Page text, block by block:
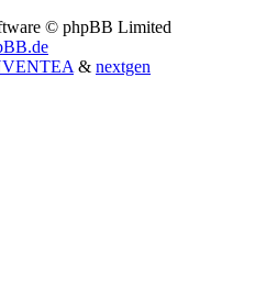
© phpBB Limited
& nextgen